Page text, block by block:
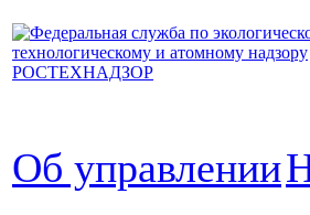
Об управлении